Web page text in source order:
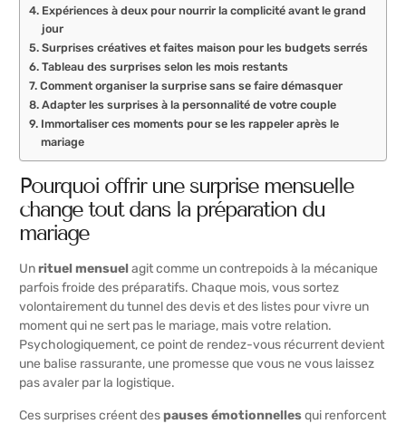
Expériences à deux pour nourrir la complicité avant le grand
jour
Surprises créatives et faites maison pour les budgets serrés
Tableau des surprises selon les mois restants
Comment organiser la surprise sans se faire démasquer
Adapter les surprises à la personnalité de votre couple
Immortaliser ces moments pour se les rappeler après le
mariage
Pourquoi offrir une surprise mensuelle
change tout dans la préparation du
mariage
Unrituel mensuelagit comme un contrepoids à la mécanique
parfois froide des préparatifs. Chaque mois, vous sortez
volontairement du tunnel des devis et des listes pour vivre un
moment qui ne sert pas le mariage, mais votre relation.
Psychologiquement, ce point de rendez-vous récurrent devient
une balise rassurante, une promesse que vous ne vous laissez
pas avaler par la logistique.
Ces surprises créent despauses émotionnellesqui renforcent